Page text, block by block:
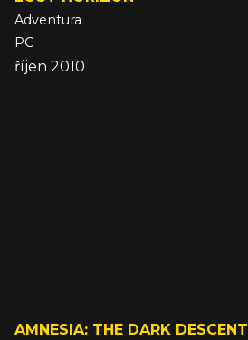
Adventura
PC
říjen 2010
AMNESIA: THE DARK DESCENT